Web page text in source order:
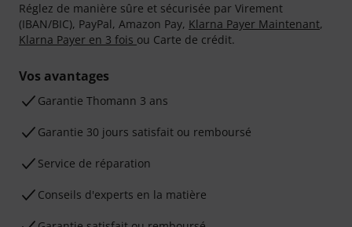
Réglez de manière sûre et sécurisée par Virement
(IBAN/BIC), PayPal, Amazon Pay, Klarna Payer Maintenant,
Klarna Payer en 3 fois ou Carte de crédit.
Vos avantages
Ga­ran­tie Thomann 3 ans
Garantie 30 jours satisfait ou remboursé
Service de réparation
Conseils d'experts en la matière